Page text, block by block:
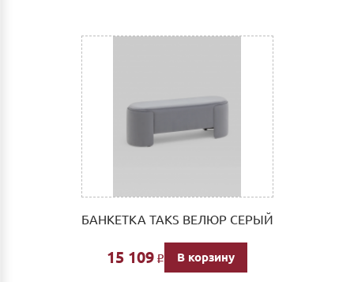
БАНКЕТКА TAKS ВЕЛЮР СЕРЫЙ
15 109 Р В корзину